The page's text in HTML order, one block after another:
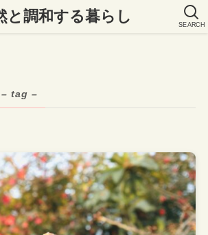
と調和する暮らし SEARCH
– tag –